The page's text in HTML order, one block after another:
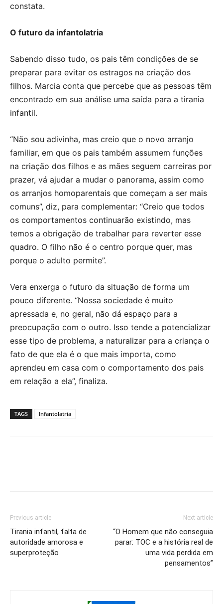
constata.
O futuro da infantolatria
Sabendo disso tudo, os pais têm condições de se
preparar para evitar os estragos na criação dos
filhos. Marcia conta que percebe que as pessoas têm
encontrado em sua análise uma saída para a tirania
infantil.
“Não sou adivinha, mas creio que o novo arranjo
familiar, em que os pais também assumem funções
na criação dos filhos e as mães seguem carreiras por
prazer, vá ajudar a mudar o panorama, assim como
os arranjos homoparentais que começam a ser mais
comuns”, diz, para complementar: “Creio que todos
os comportamentos continuarão existindo, mas
temos a obrigação de trabalhar para reverter esse
quadro. O filho não é o centro porque quer, mas
porque o adulto permite”.
Vera enxerga o futuro da situação de forma um
pouco diferente. “Nossa sociedade é muito
apressada e, no geral, não dá espaço para a
preocupação com o outro. Isso tende a potencializar
esse tipo de problema, a naturalizar para a criança o
fato de que ela é o que mais importa, como
aprendeu em casa com o comportamento dos pais
em relação a ela”, finaliza.
TAGS Infantolatria
Previous article
Tirania infantil, falta de
autoridade amorosa e
superproteção
Next article
“O Homem que não conseguia
parar: TOC e a história real de
uma vida perdida em
pensamentos”